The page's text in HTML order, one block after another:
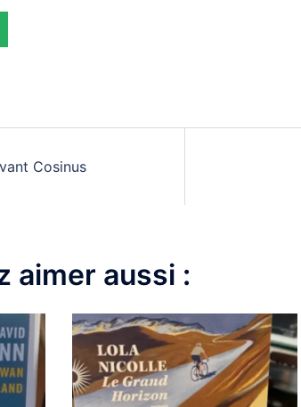
Cosinus
aimer aussi :